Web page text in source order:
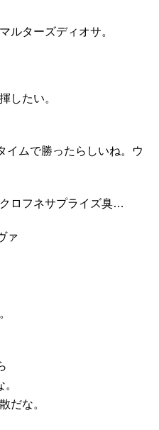
ルターズディオサ。
したい。
イムで勝ったらしいね。ウ
ロフネサプライズ臭…
ァ
だな。